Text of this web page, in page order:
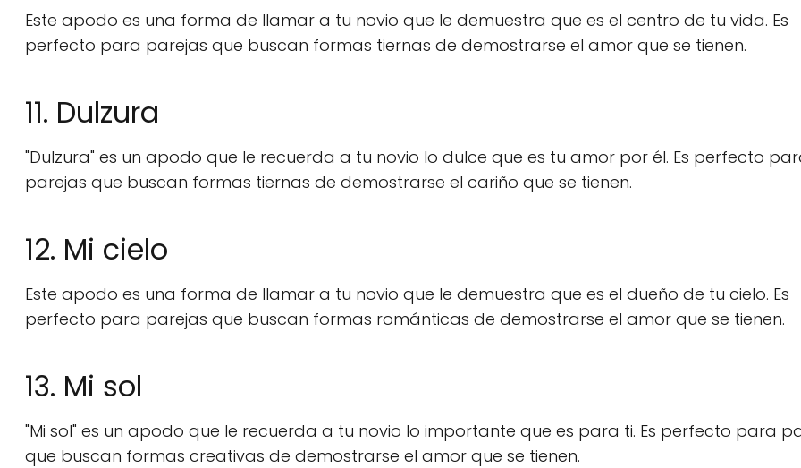
Este apodo es una forma de llamar a tu novio que le demuestra que es el centro de tu vida. Es
perfecto para parejas que buscan formas tiernas de demostrarse el amor que se tienen.
11. Dulzura
"Dulzura" es un apodo que le recuerda a tu novio lo dulce que es tu amor por él. Es perfecto
parejas que buscan formas tiernas de demostrarse el cariño que se tienen.
12. Mi cielo
Este apodo es una forma de llamar a tu novio que le demuestra que es el dueño de tu cielo. Es
perfecto para parejas que buscan formas románticas de demostrarse el amor que se tienen.
13. Mi sol
"Mi sol" es un apodo que le recuerda a tu novio lo importante que es para ti. Es perfecto para
que buscan formas creativas de demostrarse el amor que se tienen.